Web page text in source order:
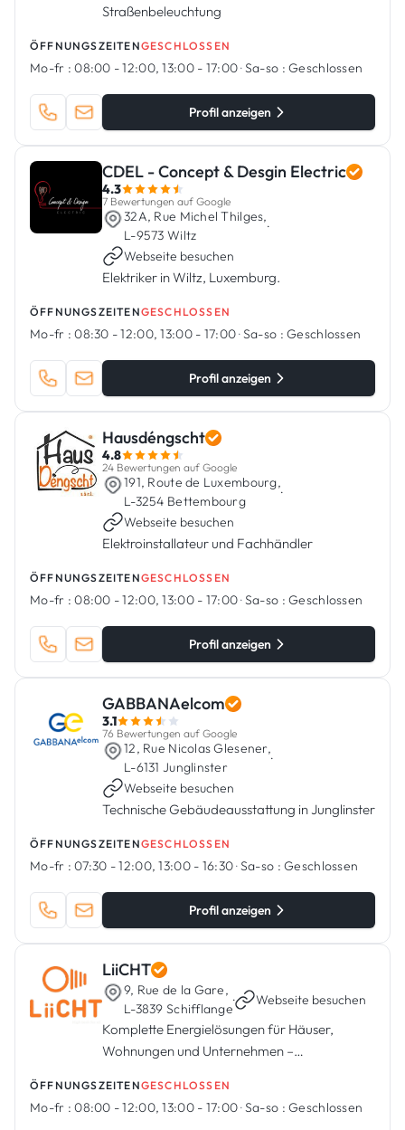
Straßenbeleuchtung
ÖFFNUNGSZEITENGESCHLOSSEN
Mo-fr : 08:00 - 12:00, 13:00 - 17:00·Sa-so : Geschlossen
Profil anzeigen
CDEL - Concept & Desgin Electric
4.3
7 Bewertungen auf Google
32A, Rue Michel Thilges,
L-9573 Wiltz
·
Webseite besuchen
Elektriker in Wiltz, Luxemburg.
ÖFFNUNGSZEITENGESCHLOSSEN
Mo-fr : 08:30 - 12:00, 13:00 - 17:00·Sa-so : Geschlossen
Profil anzeigen
Hausdéngscht
4.8
24 Bewertungen auf Google
191, Route de Luxembourg,
L-3254 Bettembourg
·
Webseite besuchen
Elektroinstallateur und Fachhändler
ÖFFNUNGSZEITENGESCHLOSSEN
Mo-fr : 08:00 - 12:00, 13:00 - 17:00·Sa-so : Geschlossen
Profil anzeigen
GABBANAelcom
3.1
76 Bewertungen auf Google
12, Rue Nicolas Glesener,
L-6131 Junglinster
·
Webseite besuchen
Technische Gebäudeausstattung in Junglinster
ÖFFNUNGSZEITENGESCHLOSSEN
Mo-fr : 07:30 - 12:00, 13:00 - 16:30·Sa-so : Geschlossen
Profil anzeigen
LiiCHT
9, Rue de la Gare,
L-3839 Schifflange
· Webseite besuchen
Komplette Energielösungen für Häuser,
Wohnungen und Unternehmen –
Elektroinstallationen & Smart Home
ÖFFNUNGSZEITENGESCHLOSSEN
Mo-fr : 08:00 - 12:00, 13:00 - 17:00·Sa-so : Geschlossen